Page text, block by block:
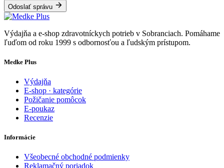
Odoslať správu
Výdajňa a e-shop zdravotníckych potrieb v Sobranciach. Pomáhame
ľuďom od roku 1999 s odbornosťou a ľudským prístupom.
Medke Plus
Výdajňa
E-shop · kategórie
Požičanie pomôcok
E-poukaz
Recenzie
Informácie
Všeobecné obchodné podmienky
Reklamačný poriadok